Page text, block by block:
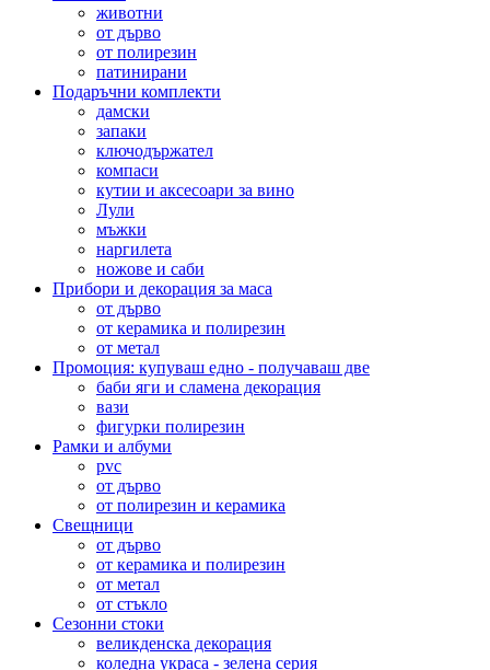
животни
от дърво
от полирезин
патинирани
Подаръчни комплекти
дамски
запаки
ключодържател
компаси
кутии и аксесоари за вино
Лули
мъжки
наргилета
ножове и саби
Прибори и декорация за маса
от дърво
от керамика и полирезин
от метал
Промоция: купуваш едно - получаваш две
баби яги и сламена декорация
вази
фигурки полирезин
Рамки и албуми
pvc
от дърво
от полирезин и керамика
Свещници
от дърво
от керамика и полирезин
от метал
от стъкло
Сезонни стоки
великденска декорация
коледна украса - зелена серия